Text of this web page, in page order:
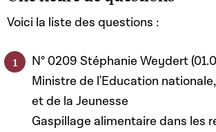
Voici la liste des questions :
N° 0209 Stéphanie Weydert
Ministre de l'Education
et de la Jeunesse
Gaspillage alimentaire dans les